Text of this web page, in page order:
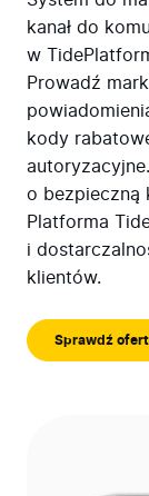
kanał do
w
Prowadź
kody
o bezpieczną
Platforma
i
klientów.
Sprawdź